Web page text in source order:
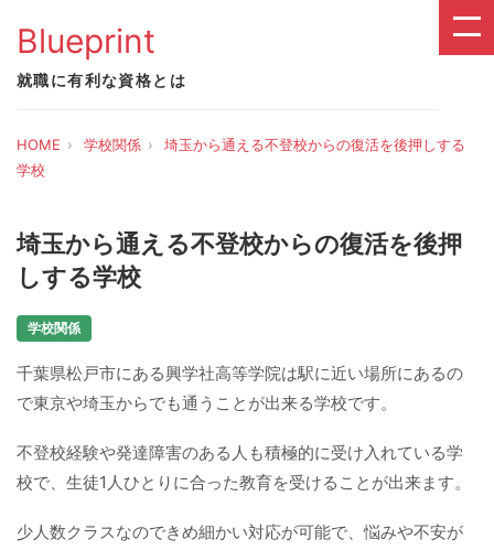
Blueprint
就職に有利な資格とは
HOME 学校関係
埼玉から通える不登校からの復活を後押しする
学校
埼玉から通える不登校からの復活を後押
しする学校
学校関係
千葉県松戸市にある興学社高等学院は駅に近い場所にあるの
で東京や埼玉からでも通うことが出来る学校です。
不登校経験や発達障害のある人も積極的に受け入れている学
校で、生徒1人ひとりに合った教育を受けることが出来ます。
少人数クラスなのできめ細かい対応が可能で、悩みや不安が